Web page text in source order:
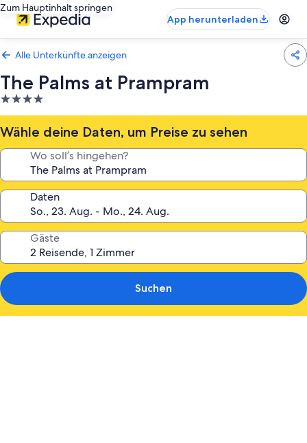
Zum Hauptinhalt springen
App herunterladen
Alle Unterkünfte anzeigen
The Palms at Prampram
4.0-
Sterne-
Unterkunft
Wähle deine Daten, um Preise zu sehen
Wo soll’s hingehen?
Daten
Gäste
Suchen